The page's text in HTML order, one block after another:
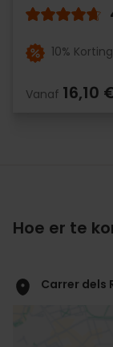
10%
Vanaf 16,10
Hoe er te
Carrer dels